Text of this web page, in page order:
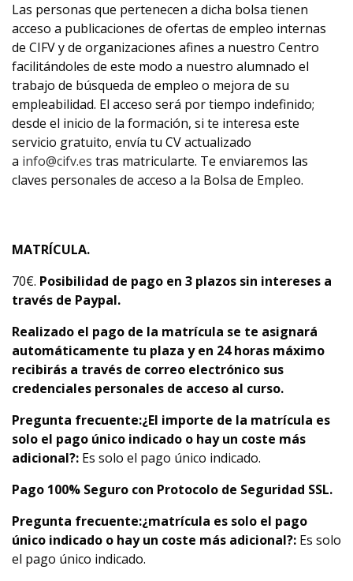
Las personas que pertenecen a dicha bolsa tienen
acceso a publicaciones de ofertas de empleo internas
de CIFV y de organizaciones afines a nuestro Centro
facilitándoles de este modo a nuestro alumnado el
trabajo de búsqueda de empleo o mejora de su
empleabilidad. El acceso será por tiempo indefinido;
desde el inicio de la formación, si te interesa este
servicio gratuito, envía tu CV actualizado
a info@cifv.es tras matricularte. Te enviaremos las
claves personales de acceso a la Bolsa de Empleo.
MATRÍCULA.
70€. Posibilidad de pago en 3 plazos sin intereses a
través de Paypal.
Realizado el pago de la matrícula se te asignará
automáticamente tu plaza y en 24 horas máximo
recibirás a través de correo electrónico sus
credenciales personales de acceso al curso.
Pregunta frecuente:¿El importe de la matrícula es
solo el pago único indicado o hay un coste más
adicional?: Es solo el pago único indicado.
Pago 100% Seguro con Protocolo de Seguridad SSL.
Pregunta frecuente:¿matrícula es solo el pago
único indicado o hay un coste más adicional?: Es solo
el pago único indicado.